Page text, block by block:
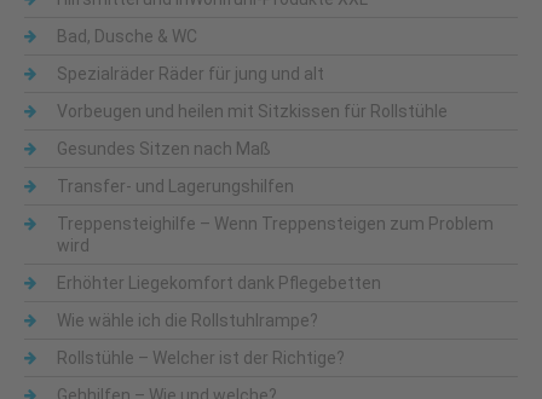
Bad, Dusche & WC
Spezialräder Räder für jung und alt
Vorbeugen und heilen mit Sitzkissen für Rollstühle
Gesundes Sitzen nach Maß
Transfer- und Lagerungshilfen
Treppensteighilfe – Wenn Treppensteigen zum Problem
wird
Erhöhter Liegekomfort dank Pflegebetten
Wie wähle ich die Rollstuhlrampe?
Rollstühle – Welcher ist der Richtige?